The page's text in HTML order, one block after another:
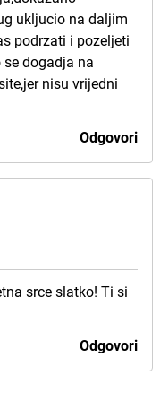
ukljucio na daljim
podrzati i pozeljeti
dogadja na
nisu vrijedni
Odgovori
srce slatko! Ti si
Odgovori